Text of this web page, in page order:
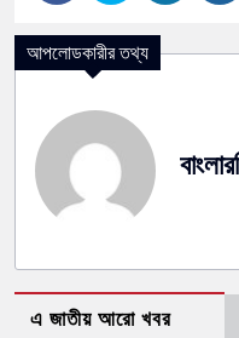
আপলোডকারীর তথ্য
এ জাতীয় আরো খবর